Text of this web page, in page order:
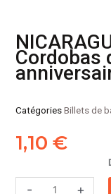
Cordobas
CatégoriesBillets de
1,10€
-
de
+